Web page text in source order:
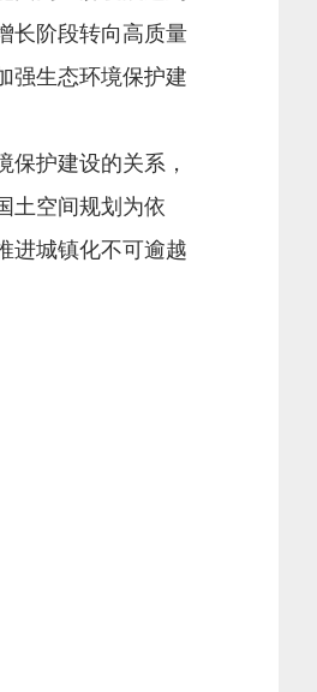
长阶段转向高质量
强生态环境保护建
护建设的关系，
土空间规划为依
进城镇化不可逾越